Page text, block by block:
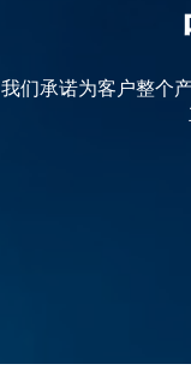
我们承诺为客户整个